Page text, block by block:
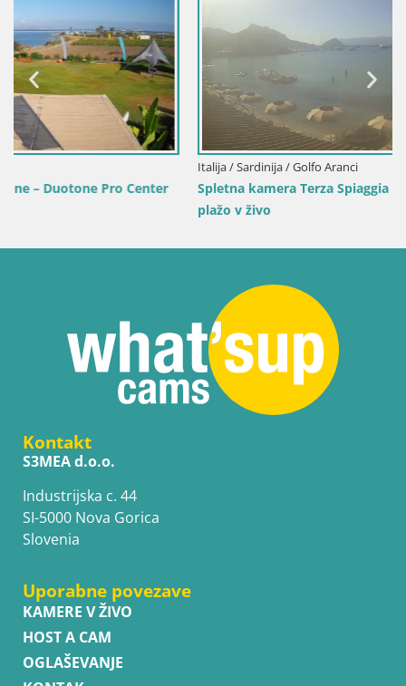
Spletna kamera Terza Spiaggia Golfo Aranci – Pogled na
Kontakt
S3MEA d.o.o.
Industrijska c. 44
SI-5000 Nova Gorica
Slovenia
Uporabne povezave
KAMERE V ŽIVO
HOST A CAM
OGLAŠEVANJE